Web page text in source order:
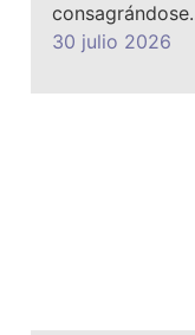
30 julio 2026